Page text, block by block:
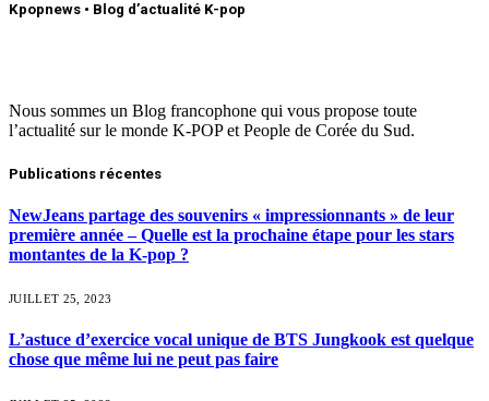
Kpopnews • Blog d’actualité K-pop
Nous sommes un Blog francophone qui vous propose toute
l’actualité sur le monde K-POP et People de Corée du Sud.
Publications récentes
NewJeans partage des souvenirs « impressionnants » de leur
première année – Quelle est la prochaine étape pour les stars
montantes de la K-pop ?
JUILLET 25, 2023
L’astuce d’exercice vocal unique de BTS Jungkook est quelque
chose que même lui ne peut pas faire